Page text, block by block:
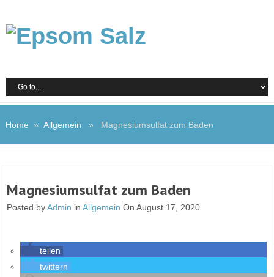
Home » Allgemein » Magnesiumsulfat zum Baden
Magnesiumsulfat zum Baden
Posted byAdmin inAllgemein On August 17, 2020
teilen
twittern